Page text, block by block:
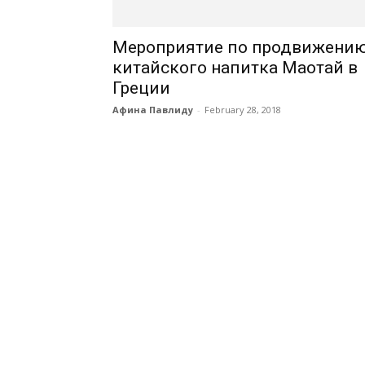
Мероприятие по
китайского напитка Маотай в
Греции
Афина Павлиду - February 28, 2018